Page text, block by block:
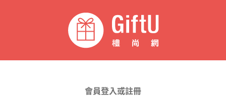
會員登入或註冊